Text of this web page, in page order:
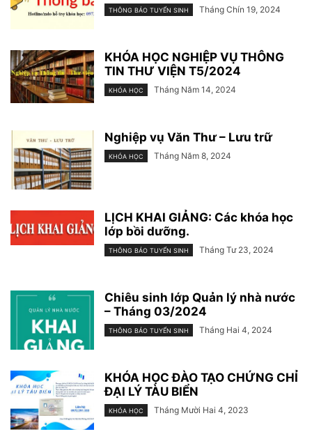
THÔNG BÁO TUYỂN SINH Tháng Chín 19, 2024
KHÓA HỌC NGHIỆP VỤ THÔNG
TIN THƯ VIỆN T5/2024
KHÓA HỌC Tháng Năm 14, 2024
Nghiệp vụ Văn Thư – Lưu trữ
KHÓA HỌC Tháng Năm 8, 2024
LỊCH KHAI GIẢNG: Các khóa học
lớp bồi dưỡng.
THÔNG BÁO TUYỂN SINH Tháng Tư 23, 2024
Chiêu sinh lớp Quản lý nhà nước
– Tháng 03/2024
THÔNG BÁO TUYỂN SINH Tháng Hai 4, 2024
KHÓA HỌC ĐÀO TẠO CHỨNG CHỈ
ĐẠI LÝ TÀU BIỂN
KHÓA HỌC Tháng Mười Hai 4, 2023